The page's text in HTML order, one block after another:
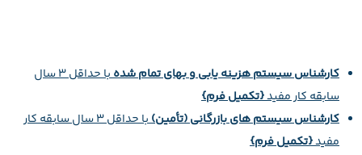
کارشناس سیستم هزینه یابی و بهای تمام شده
با حداقل 3 سال
سابقه‌ کار مفید{تکمیل فرم}
کارشناس سیستم های بازرگانی (تأمین)
با حداقل 3 سال سابقه‌ کار
مفید{تکمیل فرم}